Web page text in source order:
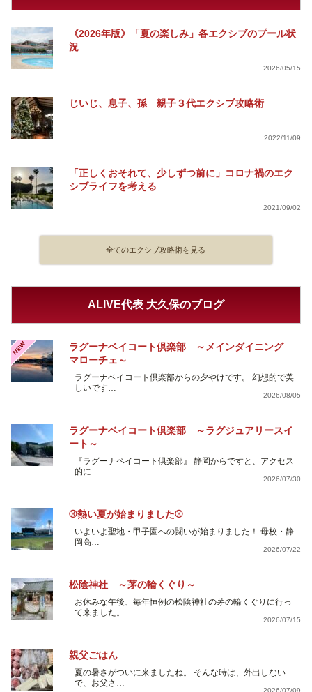
《2026年版》「夏の楽しみ」各エクシブのプール状
況
2026/05/15
じいじ、息子、孫 親子３代エクシブ攻略術
2022/11/09
「正しくおそれて、少しずつ前に」コロナ禍のエク
シブライフを考える
2021/09/02
全てのエクシブ攻略術を見る
ALIVE代表 大久保のブログ
NEW
ラグーナベイコート倶楽部 ～メインダイニング
マローチェ～
ラグーナベイコート倶楽部からの夕やけです。 幻想的で美
しいです…
2026/08/05
ラグーナベイコート倶楽部 ～ラグジュアリースイ
ート～
『ラグーナベイコート倶楽部』 静岡からですと、アクセス
的に…
2026/07/30
⚾熱い夏が始まりました⚾
いよいよ聖地・甲子園への闘いが始まりました！ 母校・静
岡高…
2026/07/22
松陰神社 ～茅の輪くぐり～
お休みな午後、毎年恒例の松陰神社の茅の輪くぐりに行っ
て来ました。…
2026/07/15
親父ごはん
夏の暑さがついに来ましたね。 そんな時は、外出しない
で、お父さ…
2026/07/09